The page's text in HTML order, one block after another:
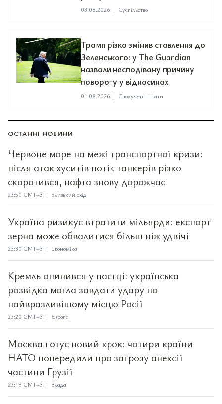
03.08.2026 | Суспільство
Трамп різко змінив ставлення до
Зеленського: у The Guardian
назвали несподівану причину
повороту у відносинах
01.08.2026 | Сполучені Штати
ОСТАННІ НОВИНИ
Червоне море на межі транспортної кризи:
після атак хуситів потік танкерів різко
скоротився, нафта знову дорожчає
23:50 GMT+3 | Близький схід
Україна ризикує втратити мільярди: експорт
зерна може обвалитися більш ніж удвічі
23:30 GMT+3 | Економіка
Кремль опинився у пастці: українська
розвідка могла завдати удару по
найвразливішому місцю Росії
23:20 GMT+3 | Європа
Москва готує новий крок: чотири країни
НАТО попередили про загрозу анексії
частини Грузії
23:18 GMT+3 | Влада